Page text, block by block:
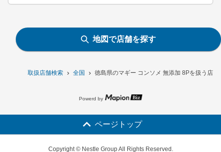
取扱店舗検索 全国 徳島県のマギー コンソメ 無添加 8Pを扱う店舗
地図で店舗を探す
Powerd by
ページトップ
Copyright © Nestle Group All Rights Reserved.